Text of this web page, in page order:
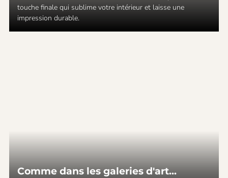
touche finale qui sublime votre intérieur et laisse une
impression durable.
Comme dans les galeries d'art...